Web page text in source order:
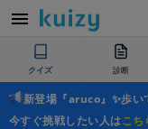
クイズ 診断
新登場『aruco』✨歩い
今すぐ挑戦したい人はこち